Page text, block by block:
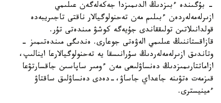
- بۇگىندە ءبىزدىڭ الدىمىزدا جەكەلەگەن عىلىمي
ازىرلەمەلەردەن ءبىلىم مەن تەحنولوگيالار ناقتى تاجىريبەدە
قولدانىلاتىن تولىققاندى جۇيەگە كوشۋ مىندەتى تۇر.
قازاقستاننىڭ عىلىمي الەۋەتى جوعارى. ەندىگى مىندەتىمىز -
وتاندىق ازىرلەمەلەردىڭ سۇرانىسقا يە تەحنولوگيالارعا اينالىپ،
ازاماتتارىمىزدىڭ دەنساۋلىعى مەن ءومىر ساپاسىن جاقسارتۋعا
قىزمەت ەتۋىنە جاعداي جاساۋ،-دەدى دەنساۋلىق ساقتاۋ
ءمينيسترى.